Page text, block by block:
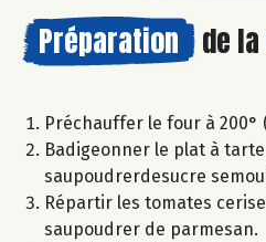
Préparation de la
Préchauffer le four à 200°
Badigeonner le plat à tarte
saupoudrerdesucre
Répartir les tomates
saupoudrer de parmesan.